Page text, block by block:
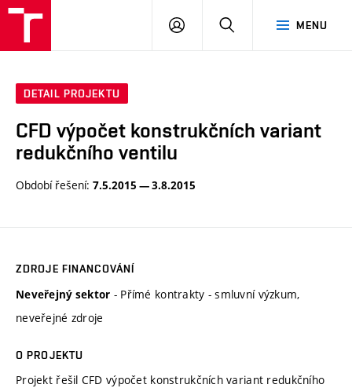
MENU
PŘIHLÁSIT
DETAIL PROJEKTU
CFD výpočet konstrukčních variant
redukčního ventilu
Období řešení: 7.5.2015 — 3.8.2015
ZDROJE FINANCOVÁNÍ
Neveřejný sektor - Přímé kontrakty - smluvní výzkum,
neveřejné zdroje
O PROJEKTU
Projekt řešil CFD výpočet konstrukčních variant redukčního